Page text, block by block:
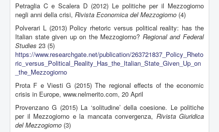
Petraglia C e Scalera D (2012) Le politiche per il Mezzogiorno
negli anni della crisi, Rivista Economica del Mezzogiorno (4)
Polverari L (2013) Policy rhetoric versus political reality: has the
Italian state given up on the Mezzogiorno? Regional and Federal
Studies 23 (5)
https://www.researchgate.net/publication/263721837_Policy_Rheto
ric_versus_Political_Reality_Has_the_Italian_State_Given_Up_on
_the_Mezzogiorno
Prota F e Viesti G (2015) The regional effects of the economic
crisis in Europe, www.nelmerito.com, 20 April
Provenzano G (2015) La ‘solitudine’ della coesione. Le politiche
per il Mezzogiorno e la mancata convergenza, Rivista Giuridica
del Mezzogiorno (3)